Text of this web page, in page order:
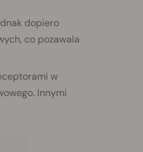
dopiero
co pozawala
w
Innymi